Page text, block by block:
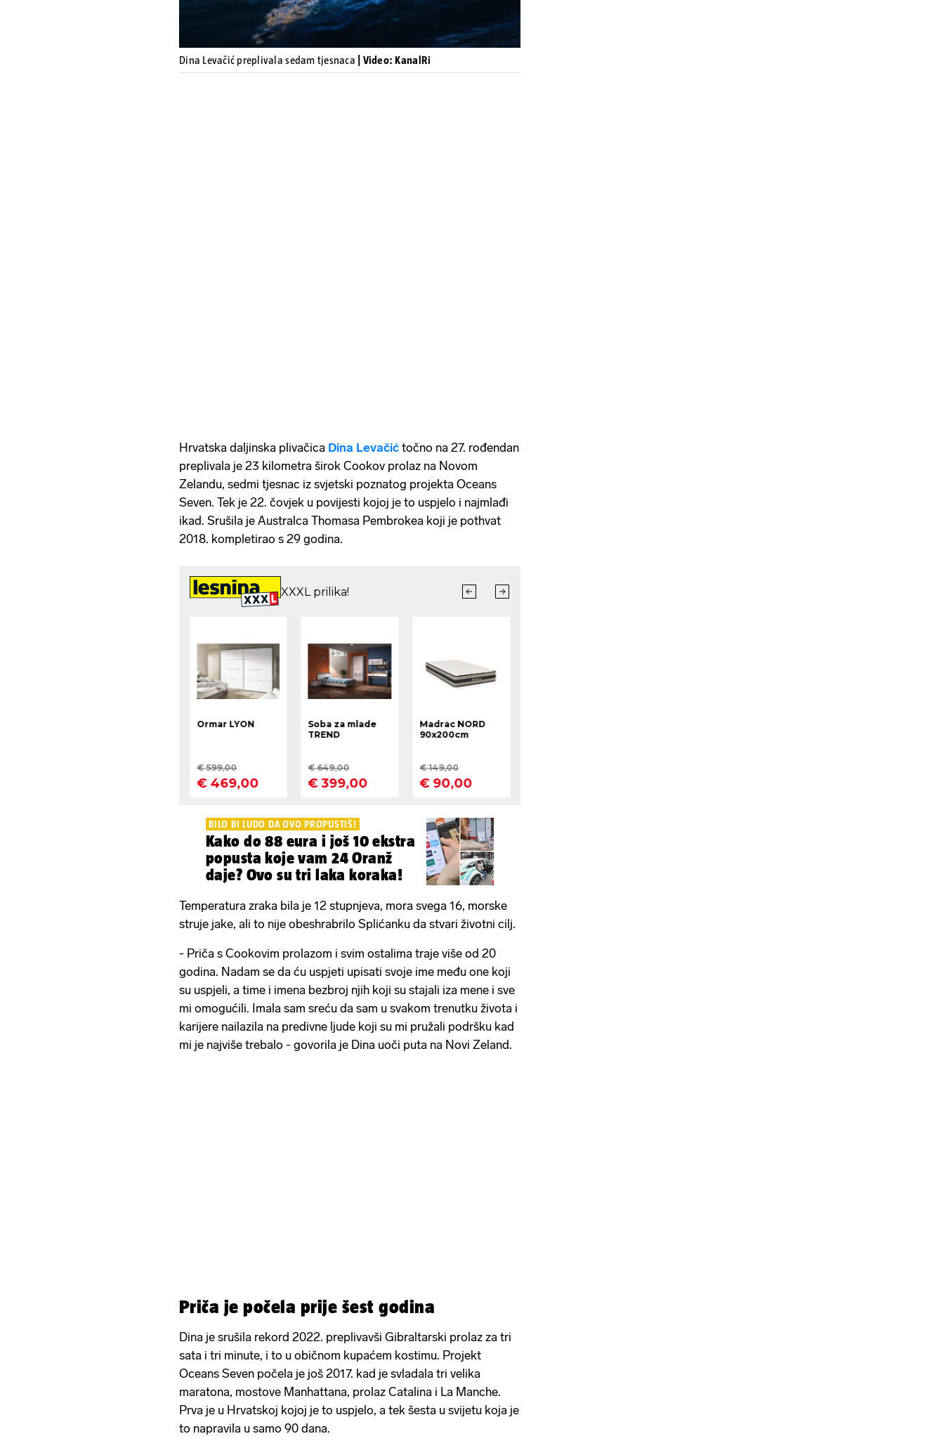
Dina Levačić preplivala sedam tjesnaca | Video: KanalRi
Hrvatska daljinska plivačica Dina Levačić točno na 27. rođendan
preplivala je 23 kilometra širok Cookov prolaz na Novom
Zelandu, sedmi tjesnac iz svjetski poznatog projekta Oceans
Seven. Tek je 22. čovjek u povijesti kojoj je to uspjelo i najmlađi
ikad. Srušila je Australca Thomasa Pembrokea koji je pothvat
2018. kompletirao s 29 godina.
BILO BI LUDO DA OVO PROPUSTIŠ!
Kako do 88 eura i još 10 ekstra
popusta koje vam 24 Oranž
daje? Ovo su tri laka koraka!
Temperatura zraka bila je 12 stupnjeva, mora svega 16, morske
struje jake, ali to nije obeshrabrilo Splićanku da stvari životni cilj.
- Priča s Cookovim prolazom i svim ostalima traje više od 20
godina. Nadam se da ću uspjeti upisati svoje ime među one koji
su uspjeli, a time i imena bezbroj njih koji su stajali iza mene i sve
mi omogućili. Imala sam sreću da sam u svakom trenutku života i
karijere nailazila na predivne ljude koji su mi pružali podršku kad
mi je najviše trebalo - govorila je Dina uoči puta na Novi Zeland.
Priča je počela prije šest godina
Dina je srušila rekord 2022. preplivavši Gibraltarski prolaz za tri
sata i tri minute, i to u običnom kupaćem kostimu. Projekt
Oceans Seven počela je još 2017. kad je svladala tri velika
maratona, mostove Manhattana, prolaz Catalina i La Manche.
Prva je u Hrvatskoj kojoj je to uspjelo, a tek šesta u svijetu koja je
to napravila u samo 90 dana.